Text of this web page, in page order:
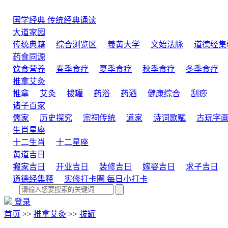
国学经典 传统经典诵读
大道家园
传统典籍
综合浏览区 羲黄大学 文始法脉
道德经集
药食同源
饮食营养
春季食疗 夏季食疗 秋季食疗 冬季食疗
推拿艾灸
推拿
艾灸 拔罐 药浴 药酒 健康综合
刮痧
诸子百家
儒家
历史探究 宗祠传统 道家 诗词歌赋 古玩字画
生肖星座
十二生肖
十二星座
黄道吉日
搬家吉日
开业吉日 装修吉日 嫁娶吉日
求子吉日
道德经集释
实修打卡圈 每日小打卡
登录
首页 >> 推拿艾灸 >> 拔罐